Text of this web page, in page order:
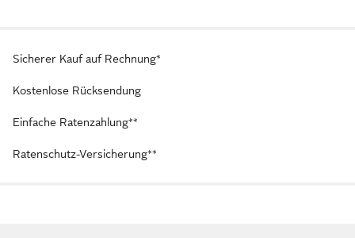
Sicherer Kauf auf Rechnung*
Kostenlose Rücksendung
Einfache Ratenzahlung**
Ratenschutz-Versicherung**